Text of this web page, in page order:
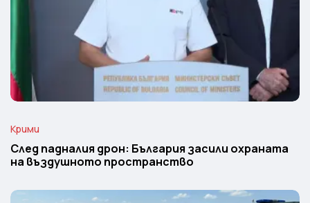
Крими
След падналия дрон: България засили охраната
на въздушното пространство